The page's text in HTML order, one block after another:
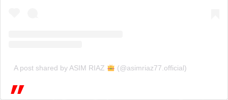
A post shared by ASIM RIAZ (@asimriaz77.official)